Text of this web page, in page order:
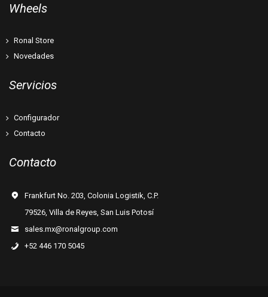
Wheels
Ronal Store
Novedades
Servicios
Configurador
Contacto
Contacto
Frankfurt No. 203, Colonia Logistik, C.P.
79526, Villa de Reyes, San Luis Potosí
sales.mx@ronalgroup.com
+52 446 170 5045